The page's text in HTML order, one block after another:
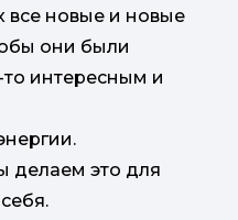
все новые и новые
они были
интересным и
делаем это для